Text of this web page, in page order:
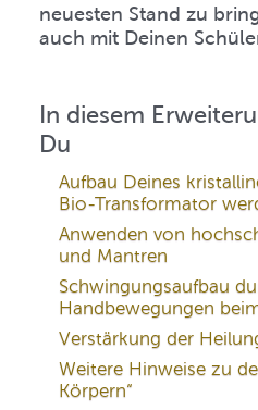
neuesten Stand zu
auch mit Deinen
In diesem
Du
Aufbau Deines
Bio-Transformator
Anwenden von
und Mantren
Schwingungsaufbau
Handbewegungen
Verstärkung der
Weitere Hinweise zu
Körpern“